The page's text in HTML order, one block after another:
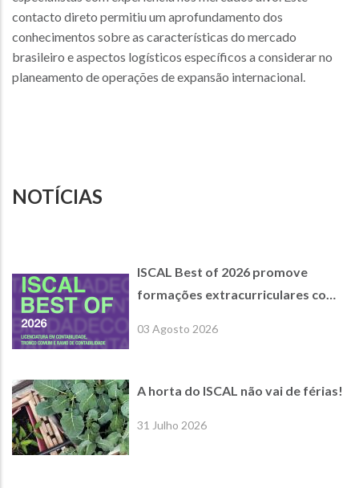
contacto direto permitiu um aprofundamento dos
conhecimentos sobre as características do mercado
brasileiro e aspectos logísticos específicos a considerar no
planeamento de operações de expansão internacional.
NOTÍCIAS
ISCAL Best of 2026 promove
formações extracurriculares com
03 Agosto 2026
A horta do ISCAL não vai de férias!
31 Julho 2026